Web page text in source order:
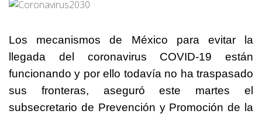
Los mecanismos de México para evitar la
llegada del coronavirus COVID-19 están
funcionando y por ello todavía no ha traspasado
sus fronteras, aseguró este martes el
subsecretario de Prevención y Promoción de la